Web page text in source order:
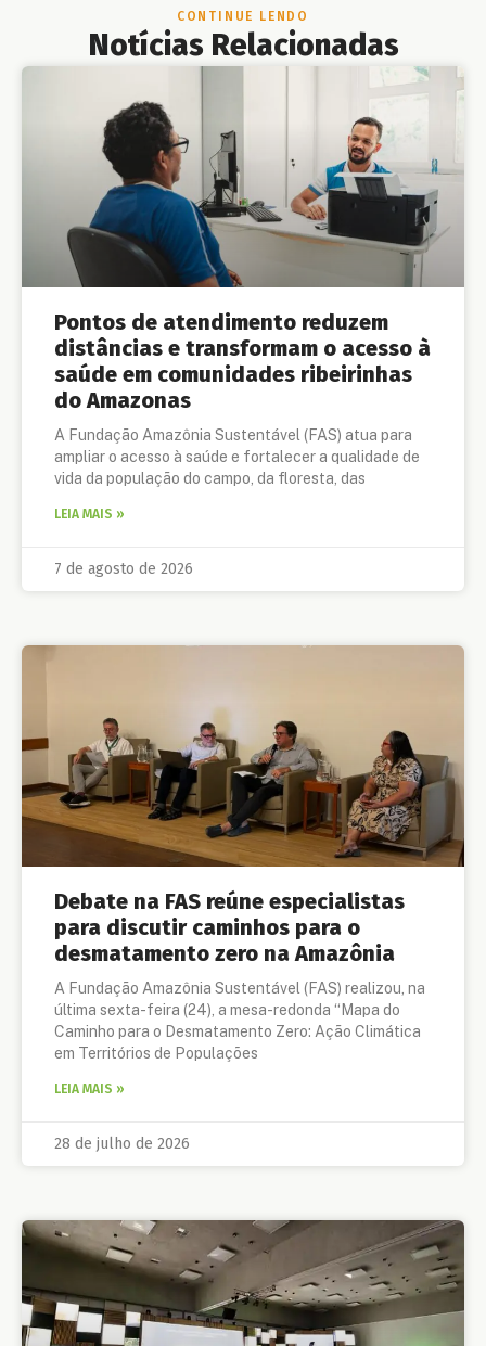
CONTINUE LENDO
Notícias Relacionadas
Pontos de atendimento reduzem
distâncias e transformam o acesso à
saúde em comunidades ribeirinhas
do Amazonas
A Fundação Amazônia Sustentável (FAS) atua para
ampliar o acesso à saúde e fortalecer a qualidade de
vida da população do campo, da floresta, das
LEIA MAIS »
7 de agosto de 2026
Debate na FAS reúne especialistas
para discutir caminhos para o
desmatamento zero na Amazônia
A Fundação Amazônia Sustentável (FAS) realizou, na
última sexta-feira (24), a mesa-redonda “Mapa do
Caminho para o Desmatamento Zero: Ação Climática
em Territórios de Populações
LEIA MAIS »
28 de julho de 2026